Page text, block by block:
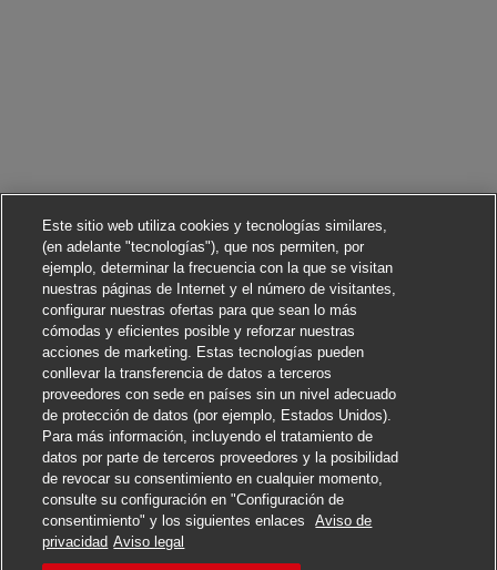
Solicitar
Este sitio web utiliza cookies y tecnologías similares,
(en adelante "tecnologías"), que nos permiten, por
ejemplo, determinar la frecuencia con la que se visitan
nuestras páginas de Internet y el número de visitantes,
configurar nuestras ofertas para que sean lo más
cómodas y eficientes posible y reforzar nuestras
acciones de marketing. Estas tecnologías pueden
conllevar la transferencia de datos a terceros
proveedores con sede en países sin un nivel adecuado
de protección de datos (por ejemplo, Estados Unidos).
Para más información, incluyendo el tratamiento de
datos por parte de terceros proveedores y la posibilidad
de revocar su consentimiento en cualquier momento,
consulte su configuración en "Configuración de
consentimiento" y los siguientes enlaces
Aviso de
privacidad Aviso legal